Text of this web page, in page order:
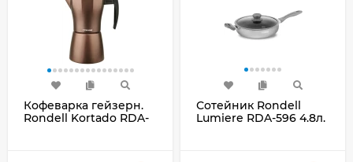
Кофеварка гейзерн.
Rondell Kortado RDA-
Сотейник Rondell
Lumiere RDA-596 4.8л.